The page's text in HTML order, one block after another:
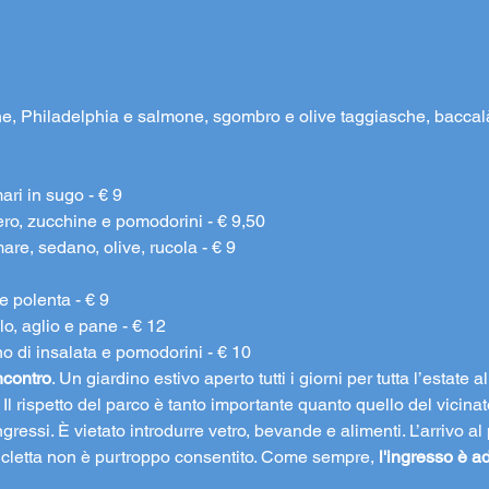
Philadelphia e salmone, sgombro e olive taggiasche,
in sugo - € 9
zucchine e pomodorini - € 9,50
sedano, olive, rucola - € 9
polenta - € 9
aglio e pane - € 12
di insalata e pomodorini - € 10
. Un giardino estivo aperto tutti i giorni per tutta l’estate
Il rispetto del parco è tanto importante quanto quello del
È vietato introdurre vetro, bevande e alimenti. L’arrivo
non è purtroppo consentito. Come sempre, l'ingresso è